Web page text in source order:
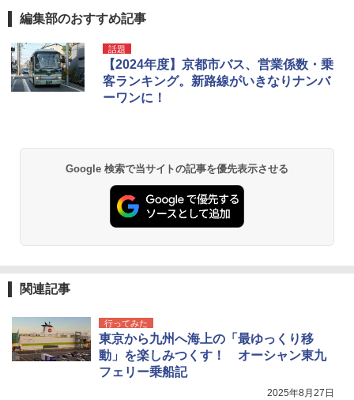
編集部のおすすめ記事
話題
【2024年度】京都市バス、営業係数・乗
客ランキング。新路線がいきなりナンバ
ーワンに！
Google 検索で当サイトの記事を優先表示させる
関連記事
行ってみた
東京から九州へ海上の「最ゆっくり移
動」を楽しみつくす！ オーシャン東九
フェリー乗船記
2025年8月27日